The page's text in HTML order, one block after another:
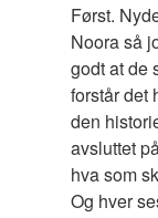
Først.
Noora så
godt at de
forstår det
den
avsluttet
hva som
Og hver